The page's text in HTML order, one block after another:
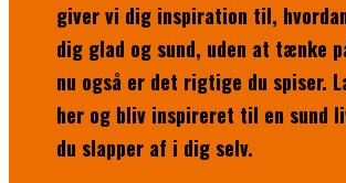
giver vi dig inspiration til,
dig glad og sund, uden at tænke
nu også er det rigtige du spiser.
her og bliv inspireret til en sund
du slapper af i dig selv.